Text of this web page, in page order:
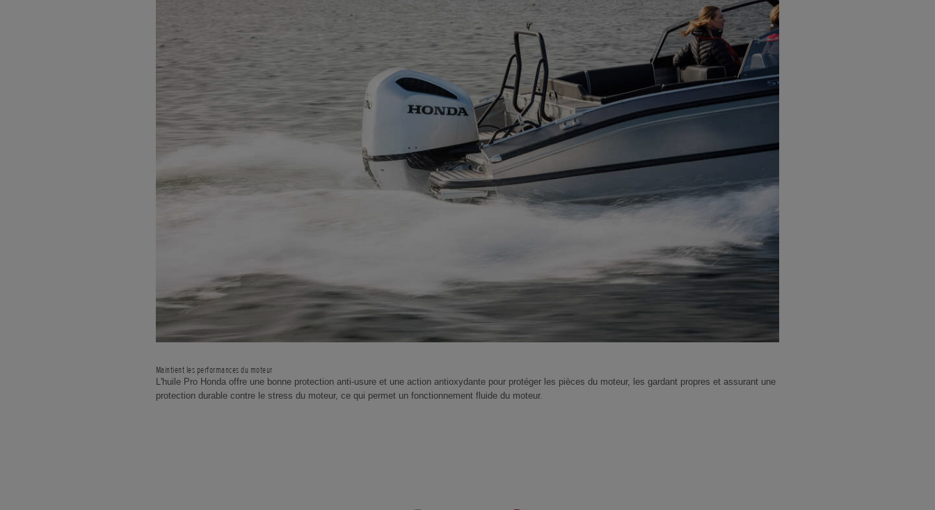
Maintient les performances du moteur
L'huile Pro Honda offre une bonne protection anti-usure et une action antioxydante pour protéger les pièces du moteur, les gardant propres et assurant une
protection durable contre le stress du moteur, ce qui permet un fonctionnement fluide du moteur.